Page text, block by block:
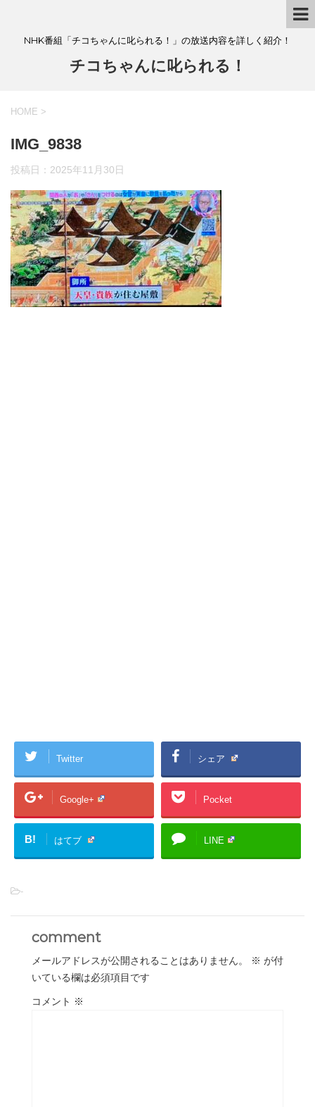
NHK番組「チコちゃんに叱られる！」の放送内容を詳しく紹介！
チコちゃんに叱られる！
HOME >
IMG_9838
投稿日： 2025年11月30日
Twitter シェア
Google+ Pocket
B! はてブ LINE
-
comment
メールアドレスが公開されることはありません。 ※ が付
いている欄は必須項目です
コメント ※